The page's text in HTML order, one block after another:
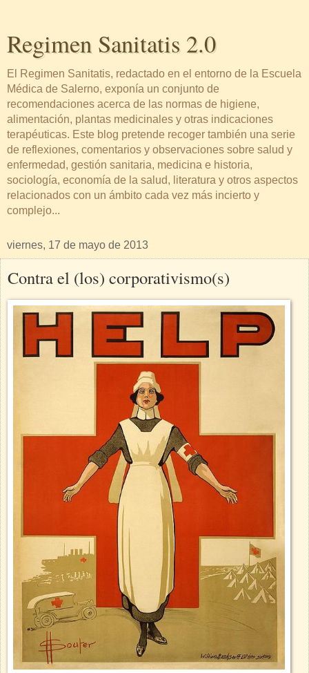
Regimen Sanitatis 2.0
El Regimen Sanitatis, redactado en el entorno de la Escuela
Médica de Salerno, exponía un conjunto de
recomendaciones acerca de las normas de higiene,
alimentación, plantas medicinales y otras indicaciones
terapéuticas. Este blog pretende recoger también una serie
de reflexiones, comentarios y observaciones sobre salud y
enfermedad, gestión sanitaria, medicina e historia,
sociología, economía de la salud, literatura y otros aspectos
relacionados con un ámbito cada vez más incierto y
complejo...
viernes, 17 de mayo de 2013
Contra el (los) corporativismo(s)